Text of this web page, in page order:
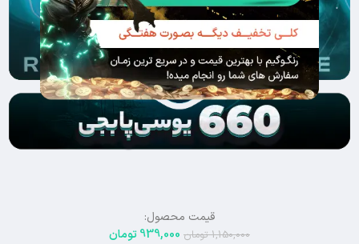
قیمت محصول:
1,150,000 تومان 939,000تومان